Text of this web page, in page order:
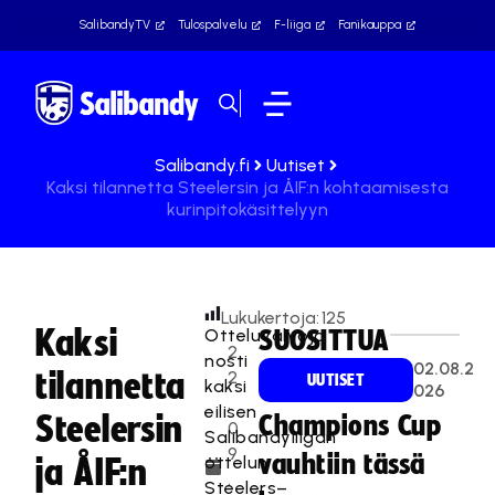
SalibandyTV Tulospalvelu F-liiga Fanikauppa
Salibandy.fi
Uutiset
Kaksi tilannetta Steelersin ja ÅIF:n kohtaamisesta
kurinpitokäsittelyyn
Kaksi
tilannetta
Steelersin
ja ÅIF:n
2
2
.
0
9
.
Lukukertoja:125
Otteluvalvoja
nosti
kaksi
eilisen
Salibandyliigan
ottelun
Steelers–
SUOSITTUA
UUTISET
02.08.2
026
Champions Cup
vauhtiin tässä